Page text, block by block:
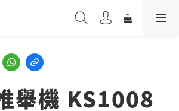
舉機 KS1008